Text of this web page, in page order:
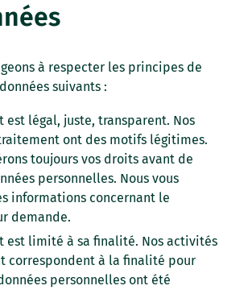
à respecter les principes de
suivants :
est légal, juste, transparent. Nos
ont des motifs légitimes.
toujours vos droits avant de
personnelles. Nous vous
informations concernant le
demande.
est limité à sa finalité. Nos activités
correspondent à la finalité pour
personnelles ont été